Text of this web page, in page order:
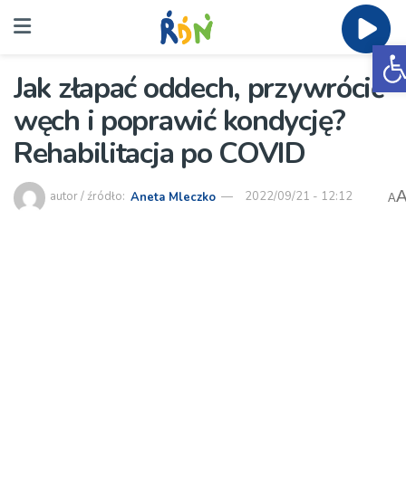
Jak złapać oddech, przywrócić
węch i poprawić kondycję?
Rehabilitacja po COVID
autor / źródło: Aneta Mleczko 2022/09/21 - 12:12 A